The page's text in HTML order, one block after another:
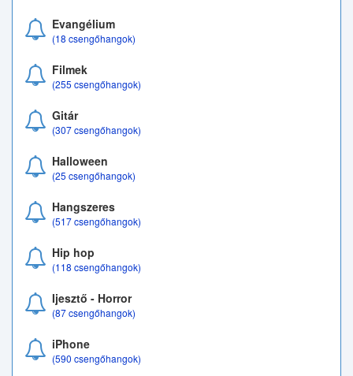
Evangélium
(18 csengőhangok)
Filmek
(255 csengőhangok)
Gitár
(307 csengőhangok)
Halloween
(25 csengőhangok)
Hangszeres
(517 csengőhangok)
Hip hop
(118 csengőhangok)
Ijesztő - Horror
(87 csengőhangok)
iPhone
(590 csengőhangok)